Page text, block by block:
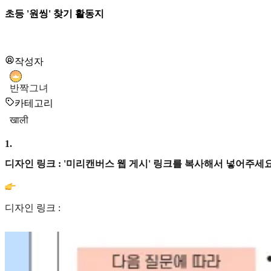
초등 '원씽' 찾기 활동지
작성자
반짝그녀
카테고리
खाली
1.
디자인 링크 : '미리캔버스 웹 게시' 링크를 복사해서 넣어주세
디자인 링크 :